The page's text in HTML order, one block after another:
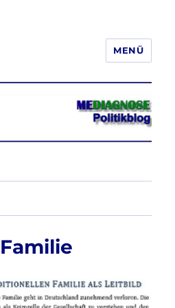
Recht, seine
Schrift und Bild
und zu verbreiten
MENÜ